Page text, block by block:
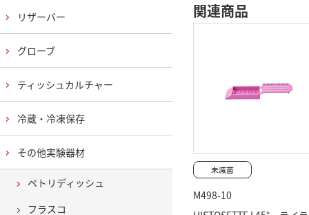
関連商品
M498-10
リザーバー
グローブ
ティッシュカルチャー
冷蔵・冷凍保存
その他実験器材
ペトリディッシュ
フラスコ